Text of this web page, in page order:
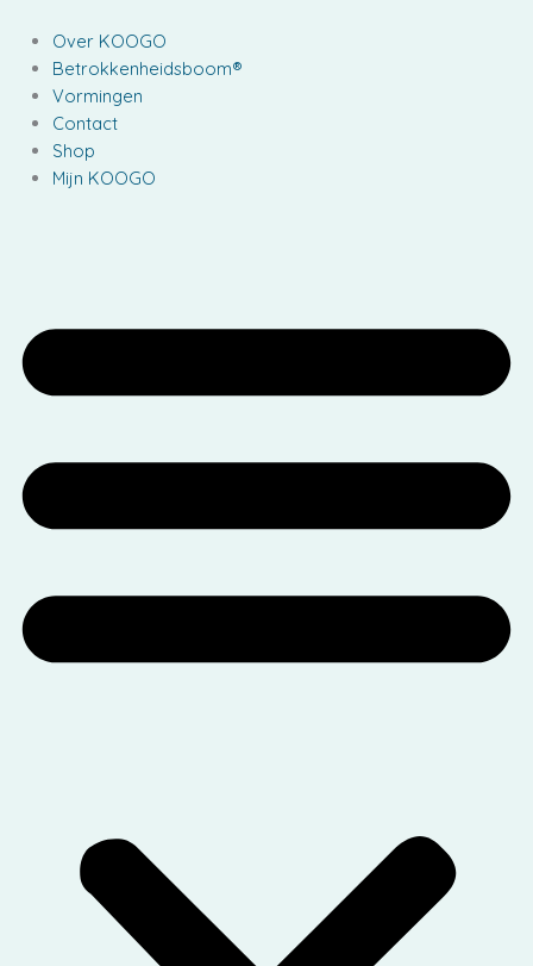
naar
inhoud
Over KOOGO
Betrokkenheidsboom®
Vormingen
Contact
Shop
Mijn KOOGO